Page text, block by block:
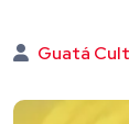
Guatá